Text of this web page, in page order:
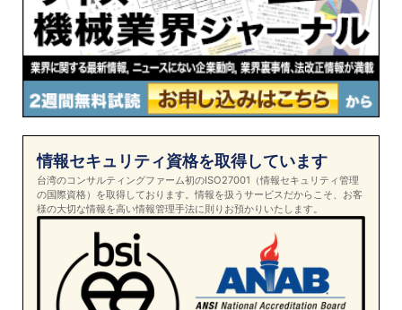
情報セキュリティ資格を取得しています
台湾のコンサルティングファーム初のISO27001（情報セキュリティ管理
の国際資格）を取得しております。情報を扱うサービスだからこそ、お客
様の大切な情報を高い情報管理手法に則りお預かりいたします。